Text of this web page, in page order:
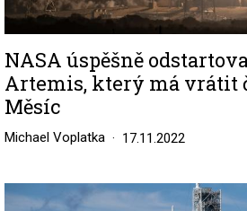
NASA úspěšně
Artemis, který má vrátit
Měsíc
Michael Voplatka 17.11.2022
Image